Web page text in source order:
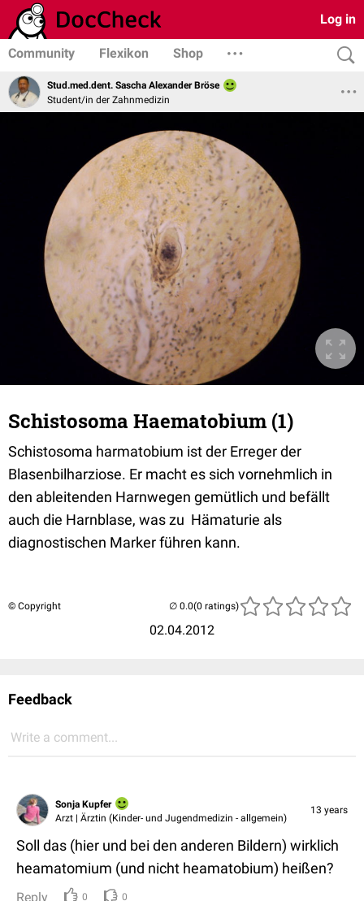
Log in
Community Flexikon Shop
Stud.med.dent. Sascha Alexander Bröse
Student/in der Zahnmedizin
Schistosoma Haematobium (1)
Schistosoma harmatobium ist der Erreger der
Blasenbilharziose. Er macht es sich vornehmlich in
den ableitenden Harnwegen gemütlich und befällt
auch die Harnblase, was zu Hämaturie als
diagnostischen Marker führen kann.
© Copyright
02.04.2012
(0 ratings)
Feedback
Write a comment...
Sonja Kupfer
Arzt | Ärztin (Kinder- und Jugendmedizin - allgemein)
13 years
Soll das (hier und bei den anderen Bildern) wirklich
heamatomium (und nicht heamatobium) heißen?
Reply 0 0